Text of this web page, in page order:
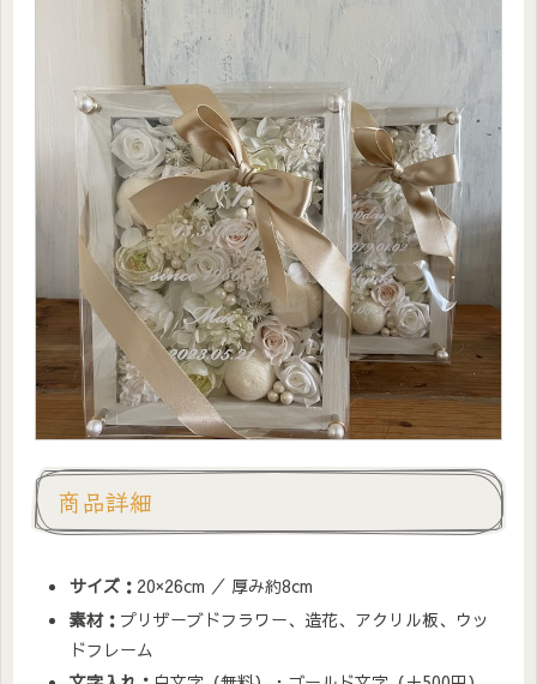
商品詳細
サイズ： 20×26cm ／ 厚み約8cm
素材： プリザーブドフラワー、造花、アクリル板、ウッ
ドフレーム